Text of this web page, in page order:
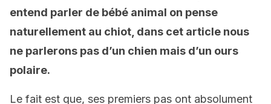
entend parler de bébé animal on pense
naturellement au chiot, dans cet article nous
ne parlerons pas d’un chien mais d’un ours
polaire.
Le fait est que, ses premiers pas ont absolument